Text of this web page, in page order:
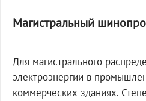
Магистральный
Для магистрального
электроэнергии в
коммерческих зданиях.